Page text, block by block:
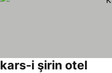
kars-i şirin otel